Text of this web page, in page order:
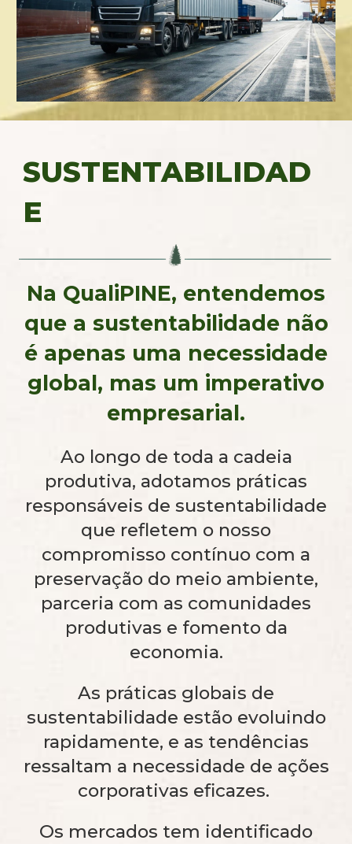
SUSTENTABILIDAD
E
Na QualiPINE, entendemos
que a sustentabilidade não
é apenas uma necessidade
global, mas um imperativo
empresarial.
Ao longo de toda a cadeia
produtiva, adotamos práticas
responsáveis de sustentabilidade
que refletem o nosso
compromisso contínuo com a
preservação do meio ambiente,
parceria com as comunidades
produtivas e fomento da
economia.
As práticas globais de
sustentabilidade estão evoluindo
rapidamente, e as tendências
ressaltam a necessidade de ações
corporativas eficazes.
Os mercados tem identificado